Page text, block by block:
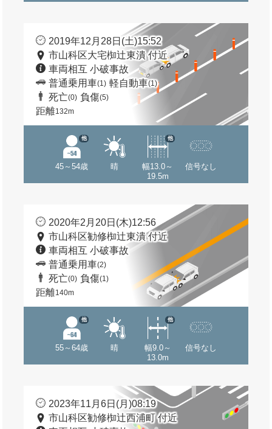
2019年12月28日(土)15:52
市山科区大宅椥辻東潰 付近
車両相互 小破事故
普通乗用車(1) 軽自動車(1)
死亡(0) 負傷(5)
距離132m
45～54歳
他
晴
幅13.0～
19.5m
他
信号なし
2020年2月20日(木)12:56
市山科区勧修椥辻東潰 付近
車両相互 小破事故
普通乗用車(2)
死亡(0) 負傷(1)
距離140m
55～64歳
他
晴
幅9.0～
13.0m
他
信号なし
2023年11月6日(月)08:19
市山科区勧修椥辻西浦町 付近